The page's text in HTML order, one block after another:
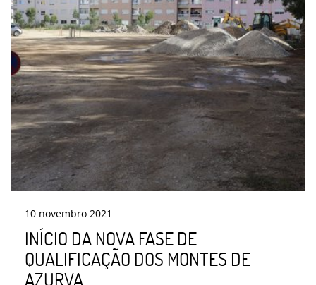
10 novembro 2021
INÍCIO DA NOVA FASE DE
QUALIFICAÇÃO DOS MONTES DE
AZURVA